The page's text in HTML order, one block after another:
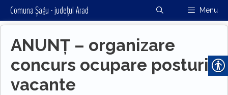
Sari
la
Comuna Șagu - județul Arad Menu
ANUNȚ – organizare
concurs ocupare posturi
vacante